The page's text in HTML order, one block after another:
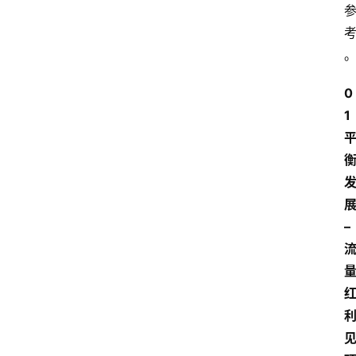
参
考
。
0
1
平
衡
发
展
–
流
量
红
利
见